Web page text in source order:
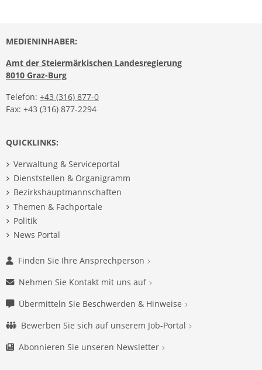
MEDIENINHABER:
Amt der Steiermärkischen Landesregierung
8010 Graz-Burg
Telefon: +43 (316) 877-0
Fax: +43 (316) 877-2294
QUICKLINKS:
Verwaltung & Serviceportal
Dienststellen & Organigramm
Bezirkshauptmannschaften
Themen & Fachportale
Politik
News Portal
Finden Sie Ihre Ansprechperson
Nehmen Sie Kontakt mit uns auf
Übermitteln Sie Beschwerden & Hinweise
Bewerben Sie sich auf unserem Job-Portal
Abonnieren Sie unseren Newsletter